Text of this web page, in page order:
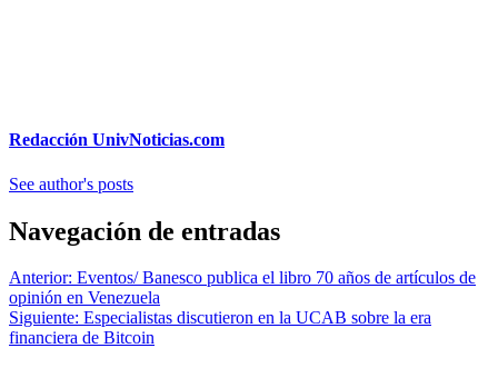
Redacción UnivNoticias.com
See author's posts
Navegación de entradas
Anterior: Eventos/ Banesco publica el libro 70 años de artículos de
opinión en Venezuela
Siguiente: Especialistas discutieron en la UCAB sobre la era
financiera de Bitcoin